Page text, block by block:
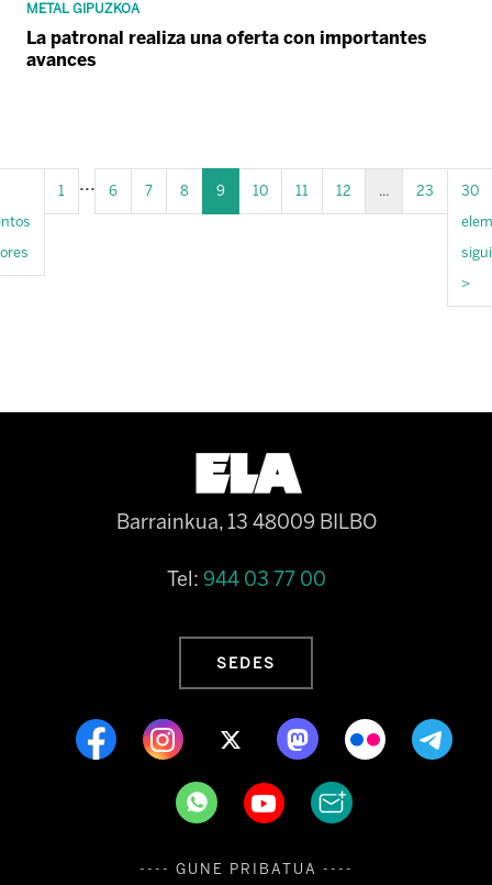
METAL GIPUZKOA
La patronal realiza una oferta con importantes
avances
1 ... 6 7 8 9 10 11 12 ... 23
30
>
Barrainkua, 13 48009 BILBO
Tel: 944 03 77 00
SEDES
---- GUNE PRIBATUA ----